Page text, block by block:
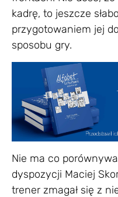
kadrę, to jeszcze
przygotowaniem jej
sposobu gry.
Nie ma co
dyspozycji Maciej
trener zmagał się z